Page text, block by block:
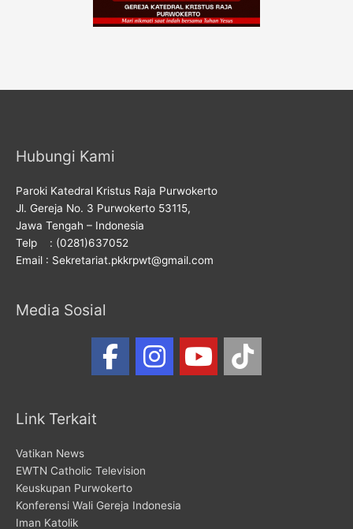
Hubungi Kami
Paroki Katedral Kristus Raja Purwokerto
Jl. Gereja No. 3 Purwokerto 53115,
Jawa Tengah – Indonesia
Telp : (0281)637052
Email : Sekretariat.pkkrpwt@gmail.com
Media Sosial
Link Terkait
Vatikan News
EWTN Catholic Television
Keuskupan Purwokerto
Konferensi Wali Gereja Indonesia
Iman Katolik